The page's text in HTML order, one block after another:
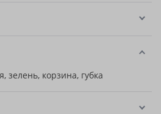
зелень, корзина, губка